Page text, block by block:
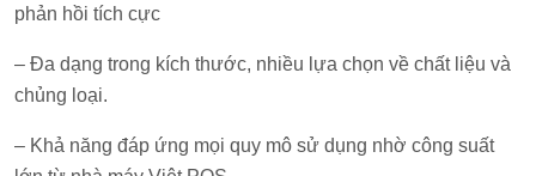
phản hồi tích cực
– Đa dạng trong kích thước, nhiều lựa chọn về chất liệu và
chủng loại.
– Khả năng đáp ứng mọi quy mô sử dụng nhờ công suất